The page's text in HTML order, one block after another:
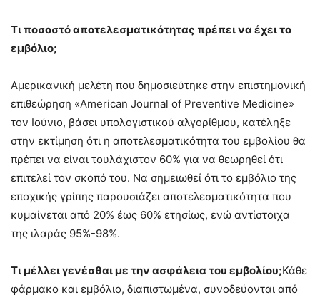
Τι ποσοστό αποτελεσματικότητας πρέπει να έχει το
εμβόλιο;
Αμερικανική μελέτη που δημοσιεύτηκε στην επιστημονική
επιθεώρηση «American Journal of Preventive Medicine»
τον Ιούνιο, βάσει υπολογιστικού αλγορίθμου, κατέληξε
στην εκτίμηση ότι η αποτελεσματικότητα του εμβολίου θα
πρέπει να είναι τουλάχιστον 60% για να θεωρηθεί ότι
επιτελεί τον σκοπό του. Να σημειωθεί ότι το εμβόλιο της
εποχικής γρίπης παρουσιάζει αποτελεσματικότητα που
κυμαίνεται από 20% έως 60% ετησίως, ενώ αντίστοιχα
της ιλαράς 95%-98%.
Τι μέλλει γενέσθαι με την ασφάλεια του εμβολίου;Κάθε
φάρμακο και εμβόλιο, διαπιστωμένα, συνοδεύονται από